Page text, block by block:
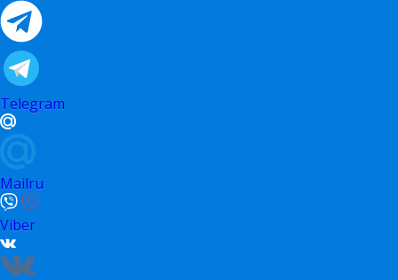
Telegram
Mailru
Viber